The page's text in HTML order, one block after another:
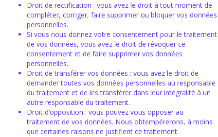
Droit de rectification : vous avez le droit à tout moment de
compléter, corriger, faire supprimer ou bloquer vos données
personnelles.
Si vous nous donnez votre consentement pour le traitement
de vos données, vous avez le droit de révoquer ce
consentement et de faire supprimer vos données
personnelles.
Droit de transférer vos données : vous avez le droit de
demander toutes vos données personnelles au responsable
du traitement et de les transférer dans leur intégralité à un
autre responsable du traitement.
Droit d’opposition : vous pouvez vous opposer au
traitement de vos données. Nous obtempérerons, à moins
que certaines raisons ne justifient ce traitement.